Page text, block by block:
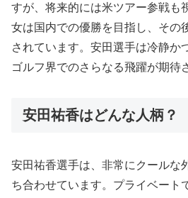
すが、将来的には米ツアー参戦も
女は国内での優勝を目指し、その
されています。安田選手は冷静か
ゴルフ界でのさらなる飛躍が期待
安田祐香はどんな人柄？
安田祐香選手は、非常にクールな
ち合わせています。プライベート